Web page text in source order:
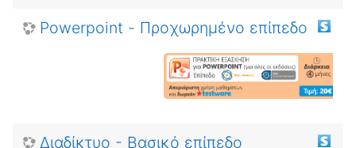
Powerpoint - Προχωρημένο επίπεδο
Διαδίκτυο - Βασικό επίπεδο